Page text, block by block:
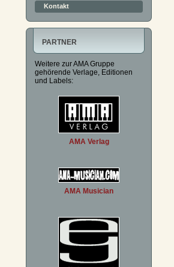
Kontakt
PARTNER
Weitere zur AMA Gruppe
gehörende Verlage, Editionen
und Labels:
AMA Verlag
AMA Musician